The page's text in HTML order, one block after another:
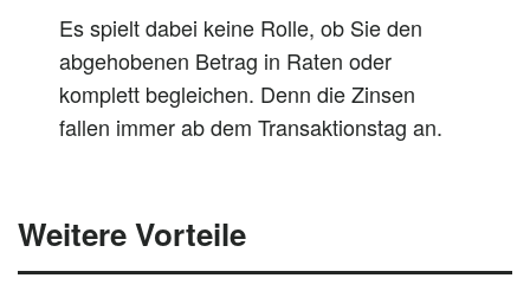
Es spielt dabei keine Rolle, ob Sie den
abgehobenen Betrag in Raten oder
komplett begleichen. Denn die Zinsen
fallen immer ab dem Transaktionstag an.
Weitere Vorteile